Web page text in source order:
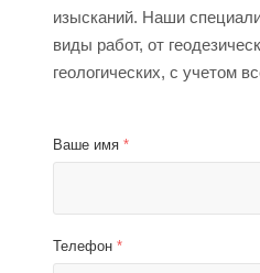
изысканий. Наши
виды работ, от
геологических, с учетом
Ваше имя *
Телефон *